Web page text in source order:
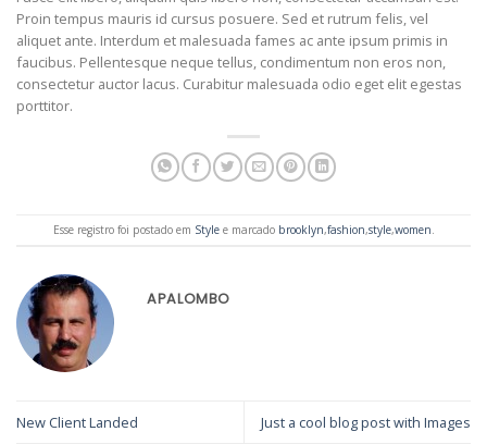
Proin tempus mauris id cursus posuere. Sed et rutrum felis, vel
aliquet ante. Interdum et malesuada fames ac ante ipsum primis in
faucibus. Pellentesque neque tellus, condimentum non eros non,
consectetur auctor lacus. Curabitur malesuada odio eget elit egestas
porttitor.
Esse registro foi postado em Stylee marcado brooklyn,fashion,style,women
APALOMBO
New Client Landed Just a cool blog post with Images